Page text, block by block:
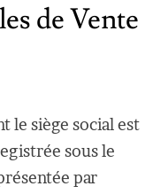
de Vente
le siège social est
sous le
par